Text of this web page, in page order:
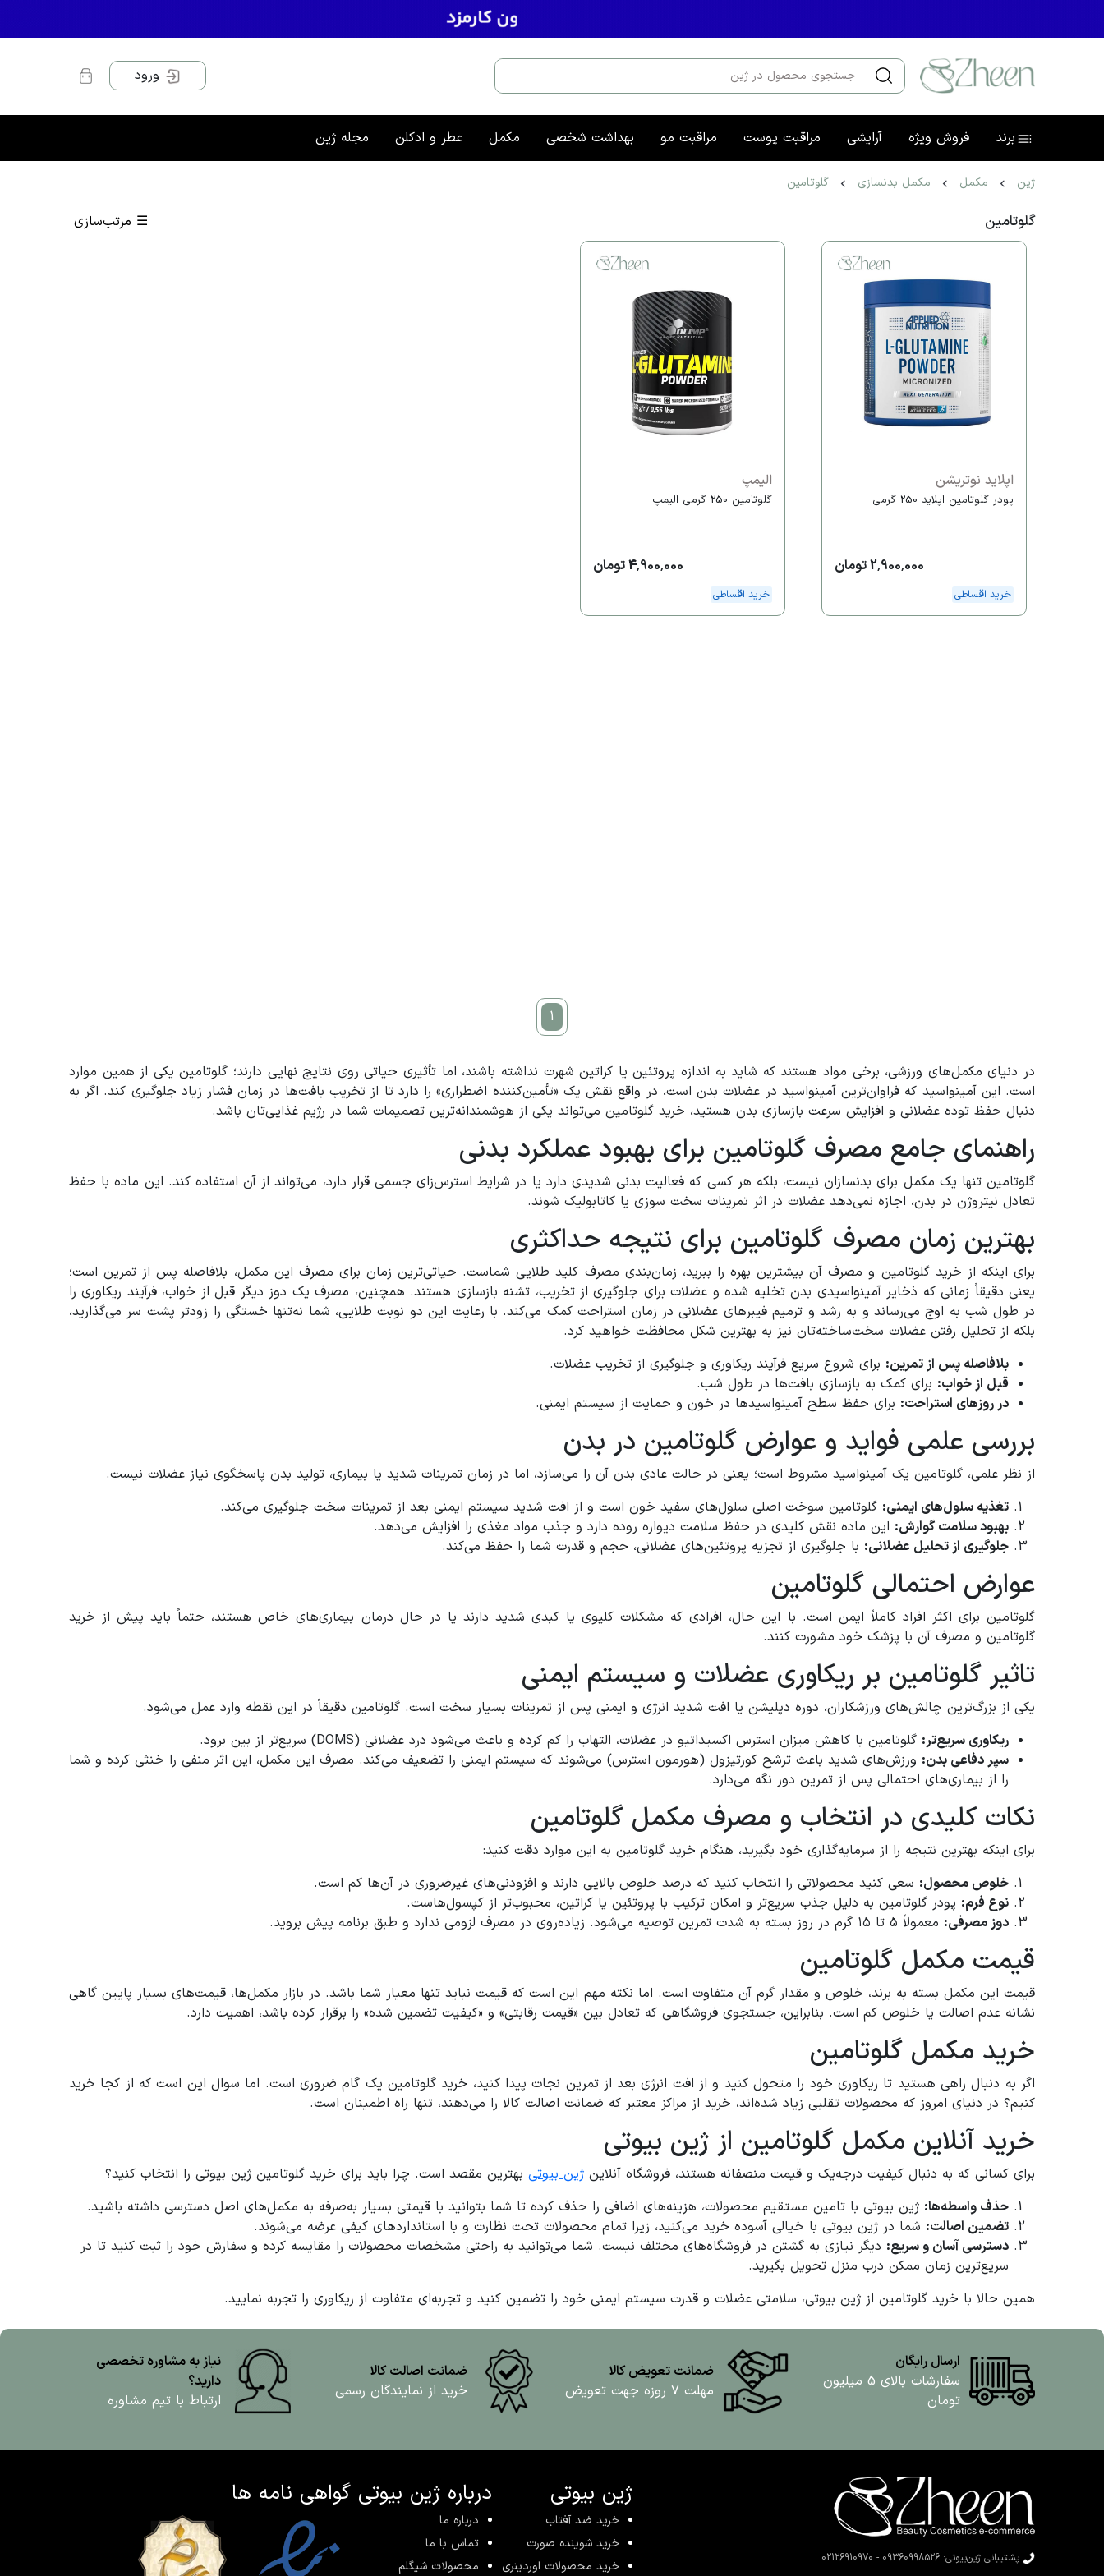
ورود
برند فروش ویژه آرایشی مراقبت پوست مراقبت مو بهداشت شخصی مکمل عطر و ادکلن مجله ژین
ژین مکمل مکمل بدنسازی گلوتامین
گلوتامین ☰ مرتب‌سازی
اپلاید نوتریشن
پودر گلوتامین اپلاید 250 گرمی
2,900,000 تومان
خرید اقساطی
الیمپ
گلوتامین 250 گرمی الیمپ
4,900,000 تومان
خرید اقساطی
1
در دنیای مکمل‌های ورزشی، برخی مواد هستند که شاید به اندازه پروتئین یا کراتین شهرت نداشته باشند، اما تأثیری حیاتی روی نتایج نهایی دارند؛ گلوتامین یکی از همین موارد
است. این آمینواسید که فراوان‌ترین آمینواسید در عضلات بدن است، در واقع نقش یک «تأمین‌کننده اضطراری» را دارد تا از تخریب بافت‌ها در زمان فشار زیاد جلوگیری کند. اگر به
دنبال حفظ توده عضلانی و افزایش سرعت بازسازی بدن هستید، خرید گلوتامین می‌تواند یکی از هوشمندانه‌ترین تصمیمات شما در رژیم غذایی‌تان باشد.
راهنمای جامع مصرف گلوتامین برای بهبود عملکرد بدنی
گلوتامین تنها یک مکمل برای بدنسازان نیست، بلکه هر کسی که فعالیت بدنی شدیدی دارد یا در شرایط استرس‌زای جسمی قرار دارد، می‌تواند از آن استفاده کند. این ماده با حفظ
تعادل نیتروژن در بدن، اجازه نمی‌دهد عضلات در اثر تمرینات سخت سوزی یا کاتابولیک شوند.
بهترین زمان مصرف گلوتامین برای نتیجه حداکثری
برای اینکه از خرید گلوتامین و مصرف آن بیشترین بهره را ببرید، زمان‌بندی مصرف کلید طلایی شماست. حیاتی‌ترین زمان برای مصرف این مکمل، بلافاصله پس از تمرین است؛
یعنی دقیقاً زمانی که ذخایر آمینواسیدی بدن تخلیه شده و عضلات برای جلوگیری از تخریب، تشنه بازسازی هستند. همچنین، مصرف یک دوز دیگر قبل از خواب، فرآیند ریکاوری را
در طول شب به اوج می‌رساند و به رشد و ترمیم فیبرهای عضلانی در زمان استراحت کمک می‌کند. با رعایت این دو نوبت طلایی، شما نه‌تنها خستگی را زودتر پشت سر می‌گذارید،
بلکه از تحلیل رفتن عضلات سخت‌ساخته‌تان نیز به بهترین شکل محافظت خواهید کرد.
بلافاصله پس از تمرین: برای شروع سریع فرآیند ریکاوری و جلوگیری از تخریب عضلات.
قبل از خواب: برای کمک به بازسازی بافت‌ها در طول شب.
در روزهای استراحت: برای حفظ سطح آمینواسیدها در خون و حمایت از سیستم ایمنی.
بررسی علمی فواید و عوارض گلوتامین در بدن
از نظر علمی، گلوتامین یک آمینواسید مشروط است؛ یعنی در حالت عادی بدن آن را می‌سازد، اما در زمان تمرینات شدید یا بیماری، تولید بدن پاسخگوی نیاز عضلات نیست.
تغذیه سلول‌های ایمنی: گلوتامین سوخت اصلی سلول‌های سفید خون است و از افت شدید سیستم ایمنی بعد از تمرینات سخت جلوگیری می‌کند.
بهبود سلامت گوارش: این ماده نقش کلیدی در حفظ سلامت دیواره روده دارد و جذب مواد مغذی را افزایش می‌دهد.
جلوگیری از تحلیل عضلانی: با جلوگیری از تجزیه پروتئین‌های عضلانی، حجم و قدرت شما را حفظ می‌کند.
عوارض احتمالی گلوتامین
گلوتامین برای اکثر افراد کاملاً ایمن است. با این حال، افرادی که مشکلات کلیوی یا کبدی شدید دارند یا در حال درمان بیماری‌های خاص هستند، حتماً باید پیش از خرید
گلوتامین و مصرف آن با پزشک خود مشورت کنند.
تاثیر گلوتامین بر ریکاوری عضلات و سیستم ایمنی
یکی از بزرگ‌ترین چالش‌های ورزشکاران، دوره دپلیشن یا افت شدید انرژی و ایمنی پس از تمرینات بسیار سخت است. گلوتامین دقیقاً در این نقطه وارد عمل می‌شود.
ریکاوری سریع‌تر: گلوتامین با کاهش میزان استرس اکسیداتیو در عضلات، التهاب را کم کرده و باعث می‌شود درد عضلانی (DOMS) سریع‌تر از بین برود.
سپر دفاعی بدن: ورزش‌های شدید باعث ترشح کورتیزول (هورمون استرس) می‌شوند که سیستم ایمنی را تضعیف می‌کند. مصرف این مکمل، این اثر منفی را خنثی کرده و شما
را از بیماری‌های احتمالی پس از تمرین دور نگه می‌دارد.
نکات کلیدی در انتخاب و مصرف مکمل گلوتامین
برای اینکه بهترین نتیجه را از سرمایه‌گذاری خود بگیرید، هنگام خرید گلوتامین به این موارد دقت کنید:
خلوص محصول: سعی کنید محصولاتی را انتخاب کنید که درصد خلوص بالایی دارند و افزودنی‌های غیرضروری در آن‌ها کم است.
نوع فرم: پودر گلوتامین به دلیل جذب سریع‌تر و امکان ترکیب با پروتئین یا کراتین، محبوب‌تر از کپسول‌هاست.
دوز مصرفی: معمولاً ۵ تا ۱۵ گرم در روز بسته به شدت تمرین توصیه می‌شود. زیاده‌روی در مصرف لزومی ندارد و طبق برنامه پیش بروید.
قیمت مکمل گلوتامین
قیمت این مکمل بسته به برند، خلوص و مقدار گرم آن متفاوت است. اما نکته مهم این است که قیمت نباید تنها معیار شما باشد. در بازار مکمل‌ها، قیمت‌های بسیار پایین گاهی
نشانه عدم اصالت یا خلوص کم است. بنابراین، جستجوی فروشگاهی که تعادل بین «قیمت رقابتی» و «کیفیت تضمین شده» را برقرار کرده باشد، اهمیت دارد.
خرید مکمل گلوتامین
اگر به دنبال راهی هستید تا ریکاوری خود را متحول کنید و از افت انرژی بعد از تمرین نجات پیدا کنید، خرید گلوتامین یک گام ضروری است. اما سوال این است که از کجا خرید
کنیم؟ در دنیای امروز که محصولات تقلبی زیاد شده‌اند، خرید از مراکز معتبر که ضمانت اصالت کالا را می‌دهند، تنها راه اطمینان است.
خرید آنلاین مکمل گلوتامین از ژین بیوتی
برای کسانی که به دنبال کیفیت درجه‌یک و قیمت منصفانه هستند، فروشگاه آنلاین ژین بیوتی بهترین مقصد است. چرا باید برای خرید گلوتامین ژین بیوتی را انتخاب کنید؟
حذف واسطه‌ها: ژین بیوتی با تامین مستقیم محصولات، هزینه‌های اضافی را حذف کرده تا شما بتوانید با قیمتی بسیار به‌صرفه به مکمل‌های اصل دسترسی داشته باشید.
تضمین اصالت: شما در ژین بیوتی با خیالی آسوده خرید می‌کنید، زیرا تمام محصولات تحت نظارت و با استانداردهای کیفی عرضه می‌شوند.
دسترسی آسان و سریع: دیگر نیازی به گشتن در فروشگاه‌های مختلف نیست. شما می‌توانید به راحتی مشخصات محصولات را مقایسه کرده و سفارش خود را ثبت کنید تا در
سریع‌ترین زمان ممکن درب منزل تحویل بگیرید.
همین حالا با خرید گلوتامین از ژین بیوتی، سلامتی عضلات و قدرت سیستم ایمنی خود را تضمین کنید و تجربه‌ای متفاوت از ریکاوری را تجربه نمایید.
ارسال رایگان
سفارشات بالای 5 میلیون
تومان
ضمانت تعویض کالا
مهلت ۷ روزه جهت تعویض
ضمانت اصالت کالا
خرید از نمایندگان رسمی
نیاز به مشاوره تخصصی
دارید؟
ارتباط با تیم مشاوره
ژین بیوتی
خرید ضد آفتاب
خرید شوینده صورت
خرید محصولات اوردینری
درباره ژین بیوتی
درباره ما
تماس با ما
محصولات شیگلم
گواهی نامه ها
پشتیبانی ژین‌بیوتی: 09360998526 - 02126910970